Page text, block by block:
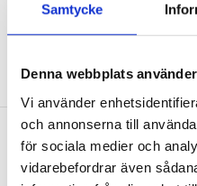
Samtycke
Denna webbplats
Vi använder
och annonserna till
för sociala medier och
vidarebefordrar även